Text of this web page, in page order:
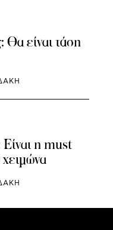
είναι τάση
η must